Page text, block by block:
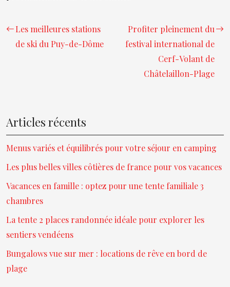
Les meilleures stations
de ski du Puy-de-Dôme
Profiter pleinement du
festival international de
Cerf-Volant de
Châtelaillon-Plage
Articles récents
Menus variés et équilibrés pour votre séjour en camping
Les plus belles villes côtières de france pour vos vacances
Vacances en famille : optez pour une tente familiale 3
chambres
La tente 2 places randonnée idéale pour explorer les
sentiers vendéens
Bungalows vue sur mer : locations de rêve en bord de
plage